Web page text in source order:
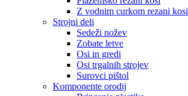
Z vodnim curkom rezani kosi
Strojni deli
Sedeži nožev
Zobate letve
Osi in gredi
Osi trgalnih strojev
Surovci pištol
Komponente orodij